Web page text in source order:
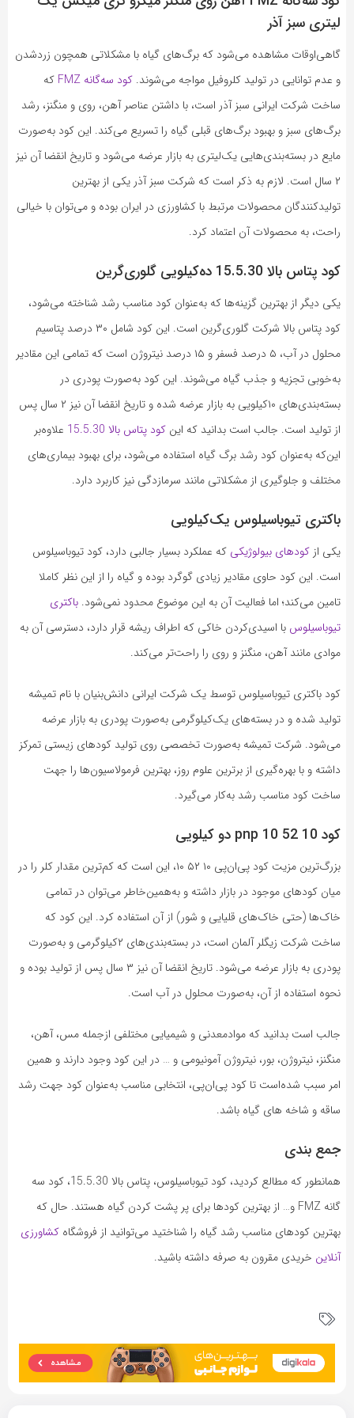
لیتری سبز آذر
گاهی‌اوقات مشاهده می‌شود که برگ‌های گیاه با مشکلاتی همچون زردشدن
و عدم توانایی در تولید کلروفیل مواجه می‌شوند. کود سه‌گانه FMZ
که
ساخت شرکت ایرانی سبز آذر است، با داشتن عناصر آهن، روی و منگنز، رشد
برگ‌های سبز و بهبود برگ‌های قبلی گیاه را تسریع می‌کند. این کود به‌صورت
مایع در بسته‌بندی‌هایی یک‌لیتری به بازار عرضه می‌شود و تاریخ انقضا آن نیز
۲ سال است. لازم به ذکر است که شرکت سبز آذر یکی از بهترین
تولیدکنندگان محصولات مرتبط با کشاورزی در ایران بوده و می‌توان با خیالی
راحت، به محصولات آن اعتماد کرد.
کود پتاس بالا 15.5.30 ده‌کیلویی گلوری‌گرین
یکی دیگر از بهترین گزینه‌ها که به‌عنوان کود مناسب رشد شناخته می‌شود،
کود پتاس بالا شرکت گلوری‌گرین است. این کود شامل ۳۰ درصد پتاسیم
محلول در آب، ۵ درصد فسفر و ۱۵ درصد نیتروژن است که تمامی این مقادیر
به‌خوبی تجزیه و جذب گیاه می‌شوند. این کود به‌صورت پودری در
بسته‌بندی‌های ۱۰کیلویی به بازار عرضه شده و تاریخ انقضا آن نیز ۲ سال پس
از تولید است. جالب است بدانید که این کود پتاس بالا 15.5.30
علاوه‌بر
این‌که به‌عنوان کود رشد برگ گیاه استفاده می‌شود، برای بهبود بیماری‌های
مختلف و جلوگیری از مشکلاتی مانند سرمازدگی نیز کاربرد دارد.
باکتری تیوباسیلوس یک‌کیلویی
یکی از کودهای بیولوژیکی که عملکرد بسیار جالبی دارد، کود تیوباسیلوس
است. این کود حاوی مقادیر زیادی گوگرد بوده و گیاه را از این نظر کاملا
تامین می‌کند؛ اما فعالیت آن به این موضوع محدود نمی‌شود. باکتری
تیوباسیلوس با اسیدی‌کردن خاکی که اطراف ریشه قرار دارد، دسترسی آن به
موادی مانند آهن، منگنز و روی را راحت‌تر می‌کند.
کود باکتری تیوباسیلوس توسط یک شرکت ایرانی دانش‌بنیان با نام تمیشه
تولید شده و در بسته‌های یک‌کیلوگرمی به‌صورت پودری به بازار عرضه
می‌شود. شرکت تمیشه به‌صورت تخصصی روی تولید کودهای زیستی تمرکز
داشته و با بهره‌گیری از برترین علوم روز، بهترین فرمولاسیون‌ها را جهت
ساخت کود مناسب رشد به‌کار می‌گیرد.
کود 10 52 10 pnp دو کیلویی
بزرگ‌ترین مزیت کود پی‌ان‌پی ۱۰ ۵۲ ۱۰، این است که کم‌ترین مقدار کلر را در
میان کودهای موجود در بازار داشته و به‌همین‌خاطر می‌توان در تمامی
خاک‌ها (حتی خاک‌های قلیایی و شور) از آن استفاده کرد. این کود که
ساخت شرکت زیگلر آلمان است، در بسته‌بندی‌های ۲کیلوگرمی و به‌صورت
پودری به بازار عرضه می‌شود. تاریخ انقضا آن نیز ۳ سال پس از تولید بوده و
نحوه استفاده از آن، به‌صورت محلول در آب است.
جالب است بدانید که موادمعدنی و شیمیایی مختلفی ازجمله مس، آهن،
منگنز، نیتروژن، بور، نیتروژن آمونیومی و … در این کود وجود دارند و همین
امر سبب شده‌است تا کود پی‌ان‌پی، انتخابی مناسب به‌عنوان کود جهت رشد
ساقه و شاخه های گیاه باشد.
جمع بندی
همانطور که مطالع کردید، کود تیوباسیلوس، پتاس بالا 15.5.30، کود سه
گانه FMZ و… از بهترین کودها برای پر پشت کردن گیاه هستند. حال که
بهترین کودهای مناسب رشد گیاه را شناختید می‌توانید از فروشگاه کشاورزی
آنلاین خریدی مقرون به صرفه داشته باشید.